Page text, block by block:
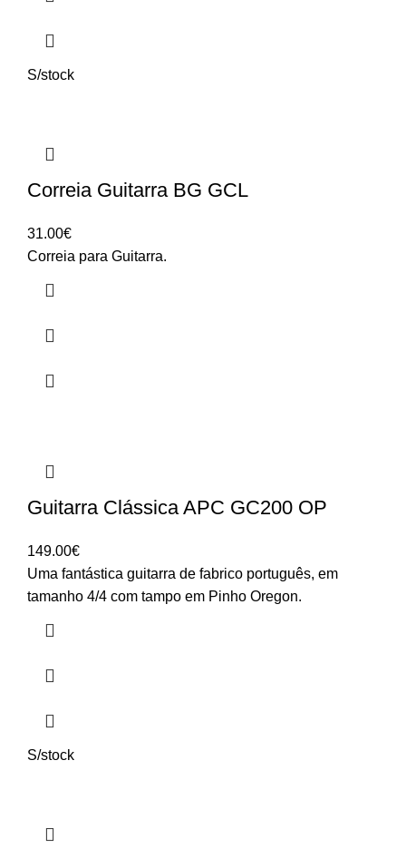
S/stock
Correia Guitarra BG GCL
31.00€
Correia para Guitarra.
Guitarra Clássica APC GC200 OP
149.00€
Uma fantástica guitarra de fabrico português, em
tamanho 4/4 com tampo em Pinho Oregon.
S/stock